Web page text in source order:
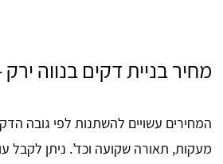
מחיר בניית דקים בנווה
המחירים עשויים להשתנות לפי גובה
מעקות, תאורה שקועה וכד’. ניתן לקבל